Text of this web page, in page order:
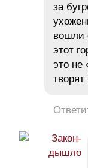
за
вошли
этот
это не